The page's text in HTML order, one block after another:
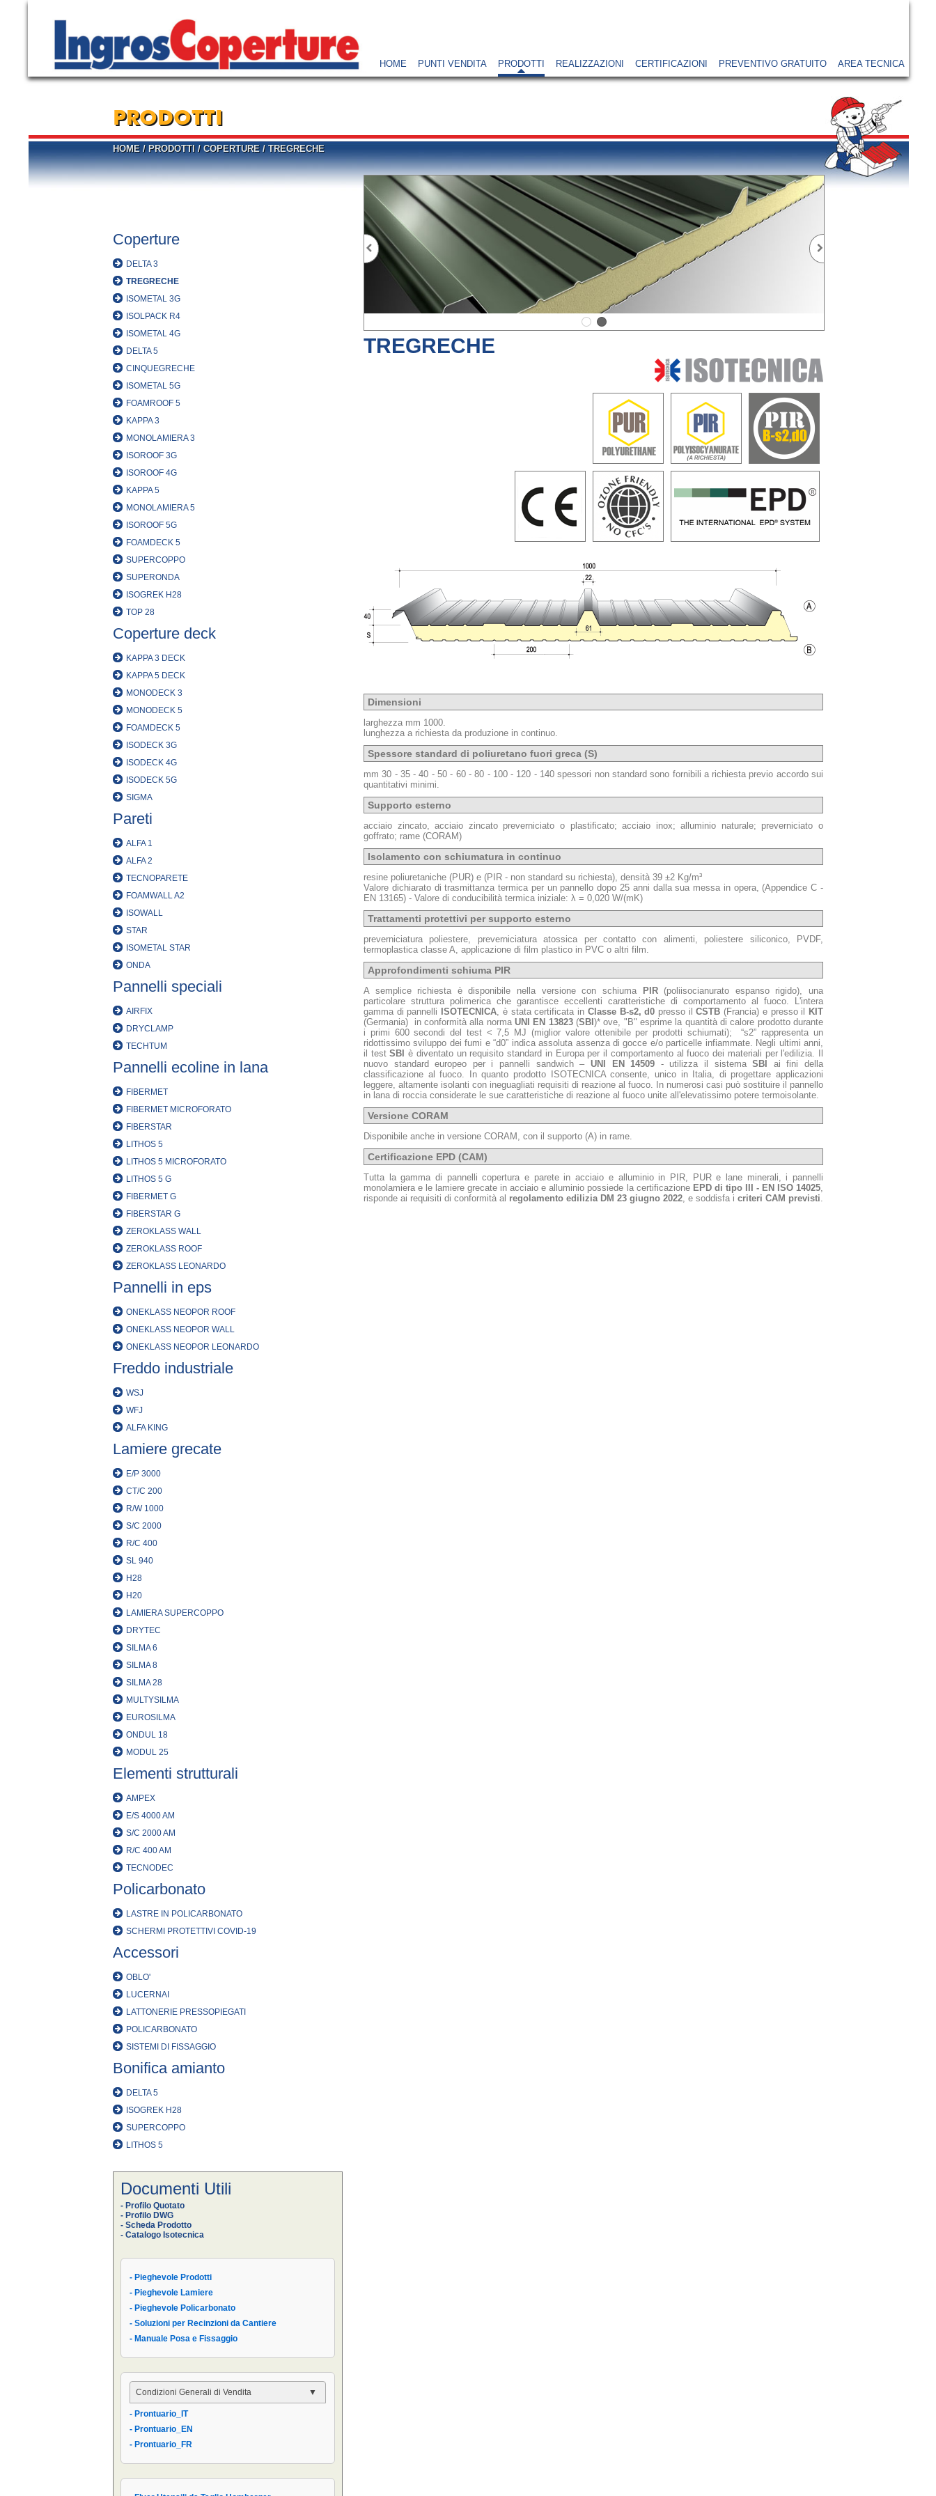
HOME PUNTI VENDITA PRODOTTI REALIZZAZIONI CERTIFICAZIONI PREVENTIVO GRATUITO AREA TECNICA
PRODOTTI
HOME / PRODOTTI / COPERTURE / TREGRECHE
Coperture
DELTA 3
TREGRECHE
ISOMETAL 3G
ISOLPACK R4
ISOMETAL 4G
DELTA 5
CINQUEGRECHE
ISOMETAL 5G
FOAMROOF 5
KAPPA 3
MONOLAMIERA 3
ISOROOF 3G
ISOROOF 4G
KAPPA 5
MONOLAMIERA 5
ISOROOF 5G
FOAMDECK 5
SUPERCOPPO
SUPERONDA
ISOGREK H28
TOP 28
Coperture deck
KAPPA 3 DECK
KAPPA 5 DECK
MONODECK 3
MONODECK 5
FOAMDECK 5
ISODECK 3G
ISODECK 4G
ISODECK 5G
SIGMA
Pareti
ALFA 1
ALFA 2
TECNOPARETE
FOAMWALL A2
ISOWALL
STAR
ISOMETAL STAR
ONDA
Pannelli speciali
AIRFIX
DRYCLAMP
TECHTUM
Pannelli ecoline in lana
FIBERMET
FIBERMET MICROFORATO
FIBERSTAR
LITHOS 5
LITHOS 5 MICROFORATO
LITHOS 5 G
FIBERMET G
FIBERSTAR G
ZEROKLASS WALL
ZEROKLASS ROOF
ZEROKLASS LEONARDO
Pannelli in eps
ONEKLASS NEOPOR ROOF
ONEKLASS NEOPOR WALL
ONEKLASS NEOPOR LEONARDO
Freddo industriale
WSJ
WFJ
ALFA KING
Lamiere grecate
E/P 3000
CT/C 200
R/W 1000
S/C 2000
R/C 400
SL 940
H28
H20
LAMIERA SUPERCOPPO
DRYTEC
SILMA 6
SILMA 8
SILMA 28
MULTYSILMA
EUROSILMA
ONDUL 18
MODUL 25
Elementi strutturali
AMPEX
E/S 4000 AM
S/C 2000 AM
R/C 400 AM
TECNODEC
Policarbonato
LASTRE IN POLICARBONATO
SCHERMI PROTETTIVI COVID-19
Accessori
OBLO'
LUCERNAI
LATTONERIE PRESSOPIEGATI
POLICARBONATO
SISTEMI DI FISSAGGIO
Bonifica amianto
DELTA 5
ISOGREK H28
SUPERCOPPO
LITHOS 5
Documenti Utili
- Profilo Quotato
- Profilo DWG
- Scheda Prodotto
- Catalogo Isotecnica
- Pieghevole Prodotti
- Pieghevole Lamiere
- Pieghevole Policarbonato
- Soluzioni per Recinzioni da Cantiere
- Manuale Posa e Fissaggio
Condizioni Generali di Vendita
- Condizioni Generali
- Condizioni di Vendita AIPPEG
- Prontuario_IT
- Prontuario_IT
- Prontuario_EN
- Prontuario_FR
TREGRECHE
Dimensioni
larghezza mm 1000.
lunghezza a richiesta da produzione in continuo.
Spessore standard di poliuretano fuori greca (S)
mm 30 - 35 - 40 - 50 - 60 - 80 - 100 - 120 - 140 spessori non standard sono fornibili a richiesta previo accordo sui
quantitativi minimi.
Supporto esterno
acciaio zincato, acciaio zincato preverniciato o plastificato; acciaio inox; alluminio naturale; preverniciato o
goffrato; rame (CORAM)
Isolamento con schiumatura in continuo
resine poliuretaniche (PUR) e (PIR - non standard su richiesta), densità 39 ±2 Kg/m³
Valore dichiarato di trasmittanza termica per un pannello dopo 25 anni dalla sua messa in opera, (Appendice C -
EN 13165) - Valore di conducibilità termica iniziale: λ = 0,020 W/(mK)
Trattamenti protettivi per supporto esterno
preverniciatura poliestere, preverniciatura atossica per contatto con alimenti, poliestere siliconico, PVDF,
termoplastica classe A, applicazione di film plastico in PVC o altri film.
Approfondimenti schiuma PIR
A semplice richiesta è disponibile nella versione con schiuma PIR(poliisocianurato espanso rigido), una
particolare struttura polimerica che garantisce eccellenti caratteristiche di comportamento al fuoco. L'intera
gamma di pannelli
ISOTECNICA , è stata certificata in Classe B-s2, d0 presso ilCSTB (Francia) e presso il
KIT
(Germania) in conformità alla norma UNI EN 13823(SBI)* ove, "B" esprime la quantità di calore prodotto durante
i primi 600 secondi del test < 7,5 MJ (miglior valore ottenibile per prodotti schiumati); “s2” rappresenta un
ridottissimo sviluppo dei fumi e “d0” indica assoluta assenza di gocce e/o particelle infiammate. Negli ultimi anni,
il testSBI è diventato un requisito standard in Europa per il comportamento al fuoco dei materiali per l'edilizia. Il
nuovo standard europeo per i pannelli sandwich – UNI EN 14509 - utilizza il sistemaSBI
ai fini della
classificazione al fuoco. In quanto prodotto ISOTECNICA consente, unico in Italia, di progettare applicazioni
leggere, altamente isolanti con ineguagliati requisiti di reazione al fuoco. In numerosi casi può sostituire il pannello
in lana di roccia considerate le sue caratteristiche di reazione al fuoco unite all'elevatissimo potere termoisolante.
Versione CORAM
Disponibile anche in versione CORAM, con il supporto (A) in rame.
Certificazione EPD (CAM)
Tutta la gamma di pannelli copertura e parete in acciaio e alluminio in PIR, PUR e lane minerali, i pannelli
monolamiera e le lamiere grecate in acciaio e alluminio possiede la certificazione EPD di tipo III - EN ISO 14025
risponde ai requisiti di conformità al regolamento edilizia DM 23 giugno 2022 , e soddisfa i criteri CAM previsti